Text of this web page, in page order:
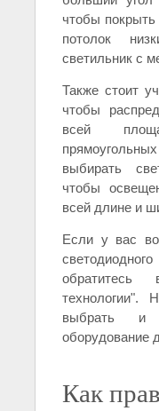
чтобы
потолок
светильник с
Также стоит
чтобы
всей
выбирать
чтобы
всей длине и
Если у вас
технологии".
выбрать и
оборудование
Как